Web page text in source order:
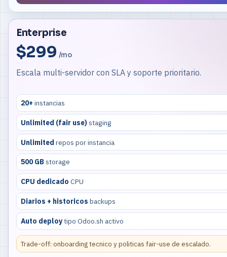
Enterprise
$299 /mo
Escala multi-servidor con SLA y soporte prioritario.
20+ instancias
Unlimited (fair use)staging
Unlimited repos por instancia
500 GB storage
CPU dedicado CPU
Diarios + historicos backups
Auto deploytipo Odoo.sh activo
Trade-off: onboarding tecnico y politicas fair-use de escalado.